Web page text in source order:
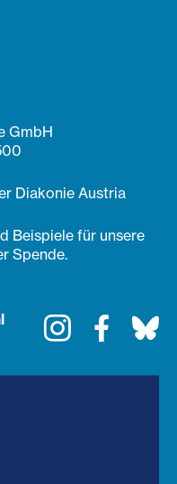
GmbH
Diakonie Austria
Beispiele für unsere
Spende.
Instagram